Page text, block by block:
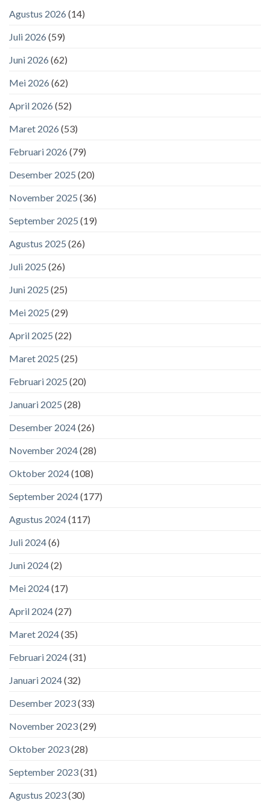
Agustus 2026 (14)
Juli 2026 (59)
Juni 2026 (62)
Mei 2026 (62)
April 2026 (52)
Maret 2026 (53)
Februari 2026 (79)
Desember 2025 (20)
November 2025 (36)
September 2025 (19)
Agustus 2025 (26)
Juli 2025 (26)
Juni 2025 (25)
Mei 2025 (29)
April 2025 (22)
Maret 2025 (25)
Februari 2025 (20)
Januari 2025 (28)
Desember 2024(26)
November 2024(28)
Oktober 2024(108)
September 2024(177)
Agustus 2024(117)
Juli 2024(6)
Juni 2024(2)
Mei 2024(17)
April 2024(27)
Maret 2024(35)
Februari 2024(31)
Januari 2024(32)
Desember 2023(33)
November 2023(29)
Oktober 2023(28)
September 2023(31)
Agustus 2023(30)